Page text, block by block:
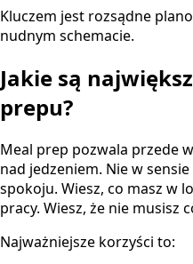
Kluczem jest rozsądne
nudnym schemacie.
Jakie są
prepu?
Meal prep pozwala przede
nad jedzeniem. Nie w
spokoju. Wiesz, co masz w
pracy. Wiesz, że nie musisz
Najważniejsze korzyści to: